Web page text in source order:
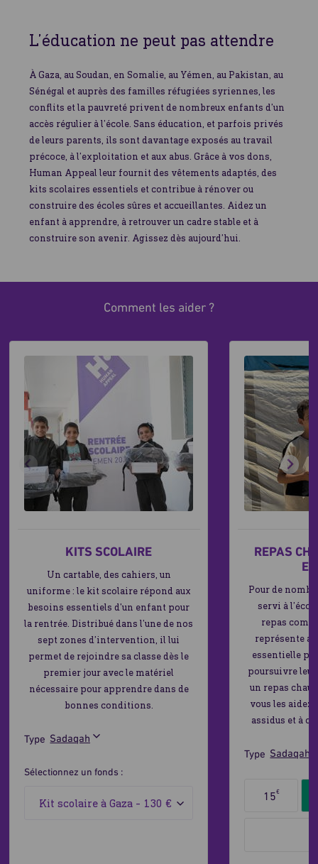
L’éducation ne peut pas attendre
À Gaza, au Soudan, en Somalie, au Yémen, au Pakistan, au
Sénégal et auprès des familles réfugiées syriennes, les
conflits et la pauvreté privent de nombreux enfants d’un
accès régulier à l’école. Sans éducation, et parfois privés
de leurs parents, ils sont davantage exposés au travail
précoce, à l’exploitation et aux abus. Grâce à vos dons,
Human Appeal leur fournit des vêtements adaptés, des
kits scolaires essentiels et contribue à rénover ou
construire des écoles sûres et accueillantes. Aidez un
enfant à apprendre, à retrouver un cadre stable et à
construire son avenir. Agissez dès aujourd’hui.
Comment les aider ?
KITS SCOLAIRE
Un cartable, des cahiers, un
uniforme : le kit scolaire répond aux
besoins essentiels d’un enfant pour
la rentrée. Distribué dans l’une de nos
sept zones d’intervention, il lui
permet de rejoindre sa classe dès le
premier jour avec le matériel
nécessaire pour apprendre dans de
bonnes conditions.
Type
Sélectionnez un fonds :
REPAS
Pour de
servi à
repas
représente
essentielle
poursuivre
un repas
vous les aidez
assidus et à
Type
15€